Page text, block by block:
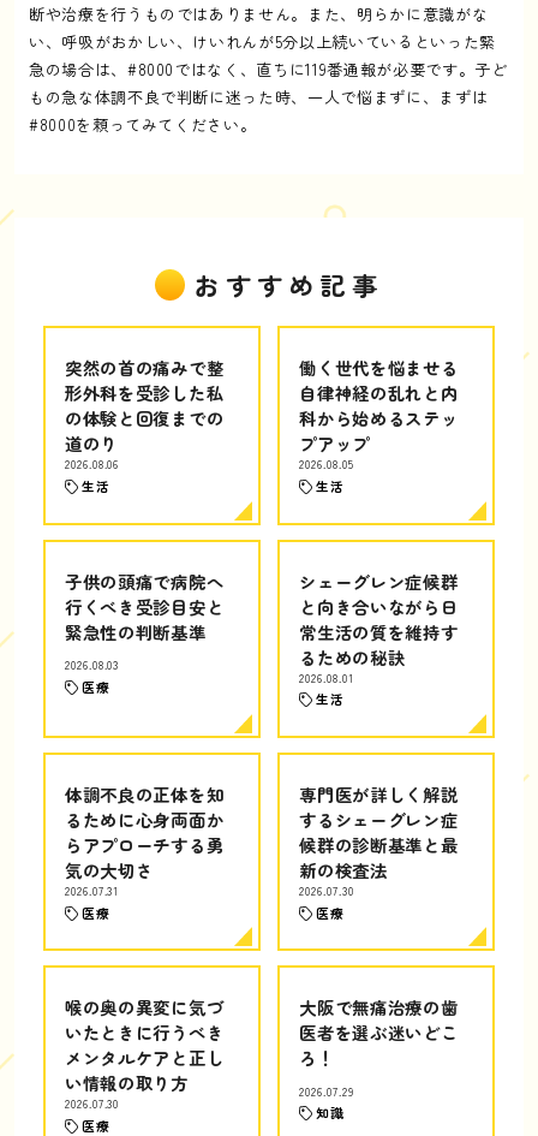
断や治療を行うものではありません。また、明らかに意識がな
い、呼吸がおかしい、けいれんが5分以上続いているといった緊
急の場合は、#8000ではなく、直ちに119番通報が必要です。子ど
もの急な体調不良で判断に迷った時、一人で悩まずに、まずは
#8000を頼ってみてください。
おすすめ記事
突然の首の痛みで整
形外科を受診した私
の体験と回復までの
道のり
2026.08.06
生活
働く世代を悩ませる
自律神経の乱れと内
科から始めるステッ
プアップ
2026.08.05
生活
子供の頭痛で病院へ
行くべき受診目安と
緊急性の判断基準
2026.08.03
医療
シェーグレン症候群
と向き合いながら日
常生活の質を維持す
るための秘訣
2026.08.01
生活
体調不良の正体を知
るために心身両面か
らアプローチする勇
気の大切さ
2026.07.31
医療
専門医が詳しく解説
するシェーグレン症
候群の診断基準と最
新の検査法
2026.07.30
医療
喉の奥の異変に気づ
いたときに行うべき
メンタルケアと正し
い情報の取り方
2026.07.30
医療
大阪で無痛治療の歯
医者を選ぶ迷いどこ
ろ！
2026.07.29
知識